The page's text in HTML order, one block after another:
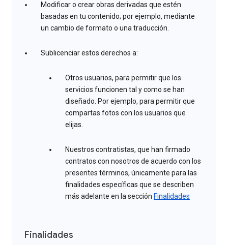
Modificar o crear obras derivadas que estén
basadas en tu contenido; por ejemplo, mediante
un cambio de formato o una traducción.
Sublicenciar estos derechos a:
Otros usuarios, para permitir que los
servicios funcionen tal y como se han
diseñado. Por ejemplo, para permitir que
compartas fotos con los usuarios que
elijas.
Nuestros contratistas, que han firmado
contratos con nosotros de acuerdo con los
presentes términos, únicamente para las
finalidades específicas que se describen
más adelante en la sección Finalidades
Finalidades